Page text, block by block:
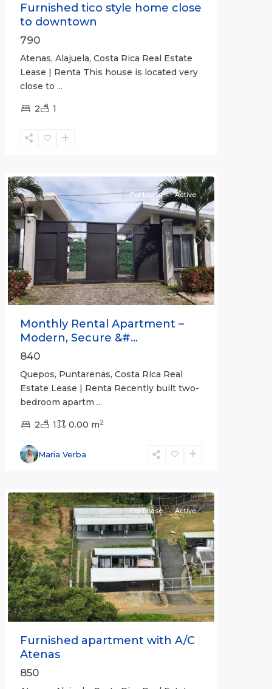
Furnished tico style home close
to downtown
790
Atenas, Alajuela, Costa Rica Real Estate
Lease | Renta This house is located very
close to ...
2 1
Previous Next
For Lease Active
Monthly Rental Apartment –
Modern, Secure &#...
840
Quepos, Puntarenas, Costa Rica Real
Estate Lease | Renta Recently built two-
bedroom apartm ...
2 1 0.00 m2
Maria Verba
Alajuela
(Province)
Previous Next
For Lease Active
Furnished apartment with A/C
Atenas
850